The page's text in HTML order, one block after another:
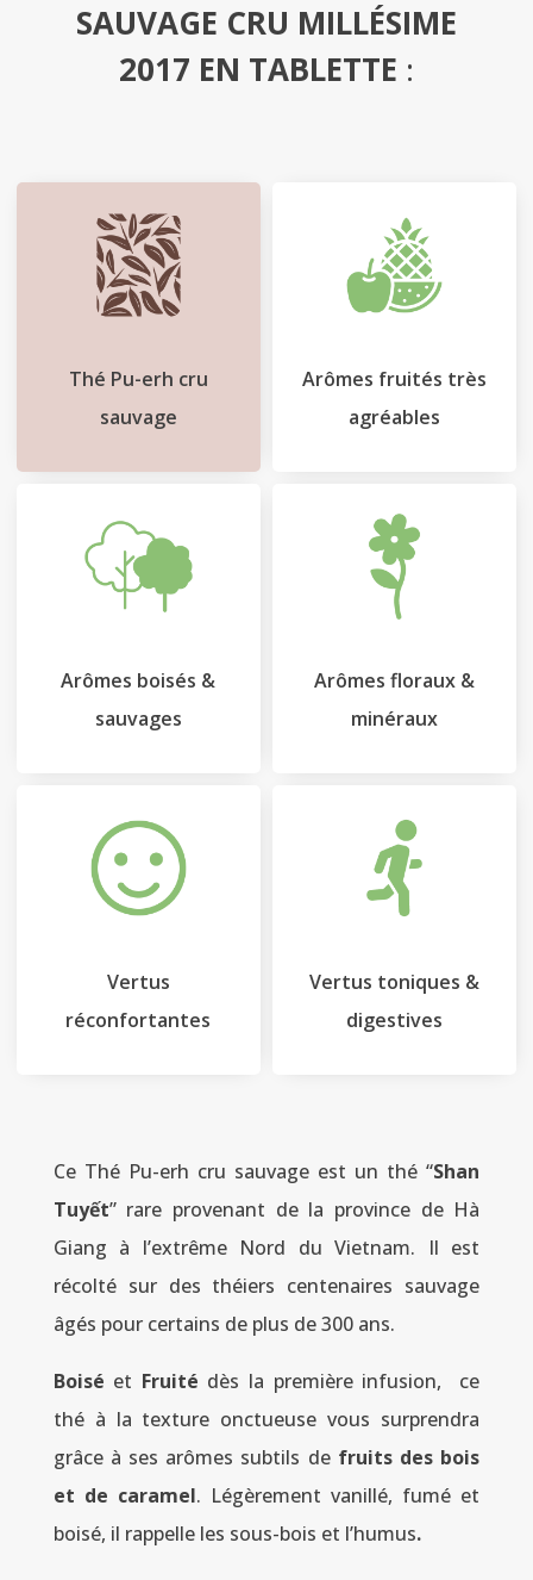
Le
Blog
Mon
compte
Mon
SAUVAGE CRU MILLÉSIME
2017 EN TABLETTE :
Thé Pu-erh cru
sauvage
Arômes fruités très
agréables
Arômes boisés &
sauvages
Arômes floraux &
minéraux
Vertus
réconfortantes
Vertus toniques &
digestives
Ce Thé Pu-erh cru sauvage est un thé “Shan
Tuyết” rare provenant de la province de Hà
Giang à l’extrême Nord du Vietnam. Il est
récolté sur des théiers centenaires sauvage
âgés pour certains de plus de 300 ans.
Boisé et Fruité dès la première infusion, ce
thé à la texture onctueuse vous surprendra
grâce à ses arômes subtils de fruits des bois
et de caramel. Légèrement vanillé, fumé et
boisé, il rappelle les sous-bois et l’humus.